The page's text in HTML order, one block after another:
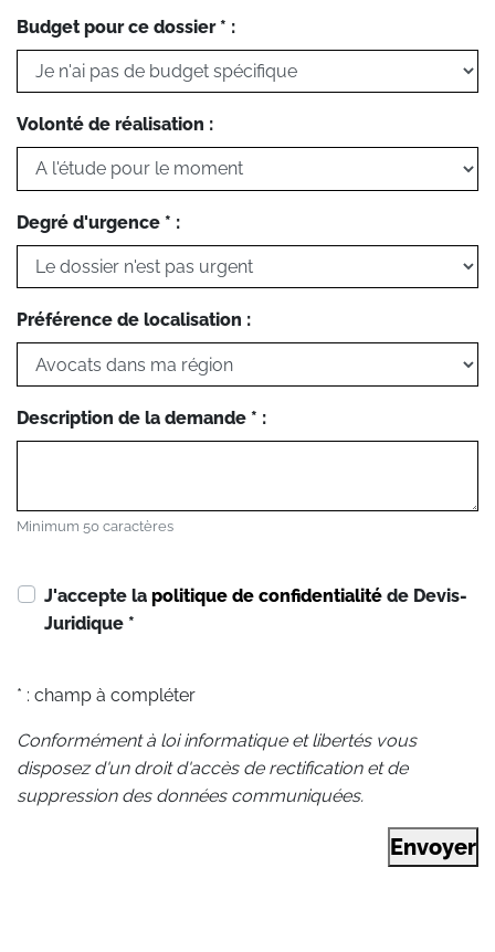
Budget pour ce dossier * :
Volonté de réalisation :
Degré d'urgence * :
Préférence de localisation :
Description de la demande * :
Minimum 50 caractères
J'accepte la politique de confidentialité de Devis-
Juridique *
* : champ à compléter
Conformément à loi informatique et libertés vous
disposez d'un droit d'accès de rectification et de
suppression des données communiquées.
Envoyer